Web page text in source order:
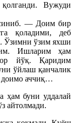
Вужуди
— Доим бир
қоладими, деб
Ўзимни ўзим яхши
Ишларим ҳам
йўқ. Қаридим
ўйлаш қанчалик
доимо аччиқ…
ҳам буни уддалай
айтолмади.